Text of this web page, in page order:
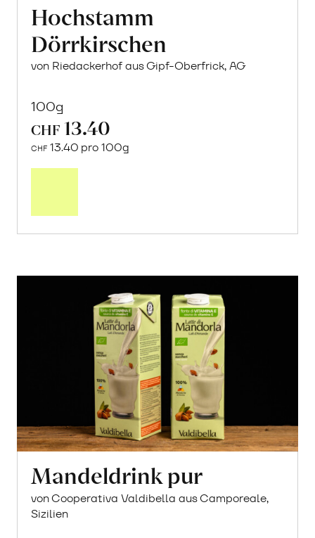
Hochstamm
Dörrkirschen
von Riedackerhof aus Gipf-Oberfrick, AG
100g
CHF 13.40
CHF 13.40 pro 100g
Mandeldrink pur
von Cooperativa Valdibella aus Camporeale,
Sizilien